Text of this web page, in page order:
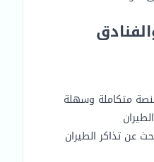
متكاملة وسهلة
عن تذاكر الطيران